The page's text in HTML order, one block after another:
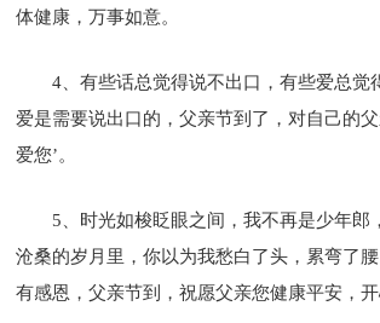
体健康，万事如意。
4、有些话总觉得说不出口，有些爱总觉
爱是需要说出口的，父亲节到了，对自己的
爱您’。
5、时光如梭眨眼之间，我不再是少年郎
沧桑的岁月里，你以为我愁白了头，累弯了
有感恩，父亲节到，祝愿父亲您健康平安，开